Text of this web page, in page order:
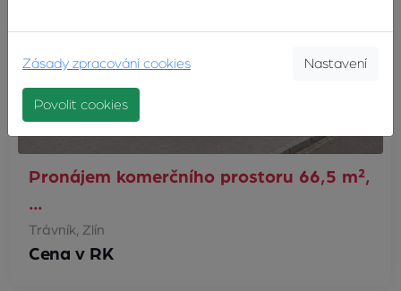
Pronájem komerčního prostoru 66,5 m²,
…
Trávník, Zlín
Cena v RK
Zásady zpracování cookies Nastavení
Povolit cookies